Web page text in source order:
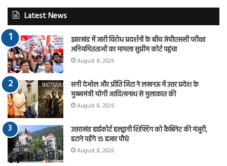
Latest News
झारखंड में जारी विरोध प्रदर्शनों के बीच जेपीएससी परीक्षा
अनियमितताओं का मामला सुप्रीम कोर्ट पहुंचा
August 8, 2026
सनी देओल और प्रीति जिंटा ने लखनऊ में उत्तर प्रदेश के
मुख्यमंत्री योगी आदित्यनाथ से मुलाकात की
August 8, 2026
उत्तराखंड हाईकोर्ट हल्द्वानी शिफ्टिंग को कैबिनेट की मंजूरी,
हटाने पड़ेंगे 15 हजार पौधे
August 8, 2026